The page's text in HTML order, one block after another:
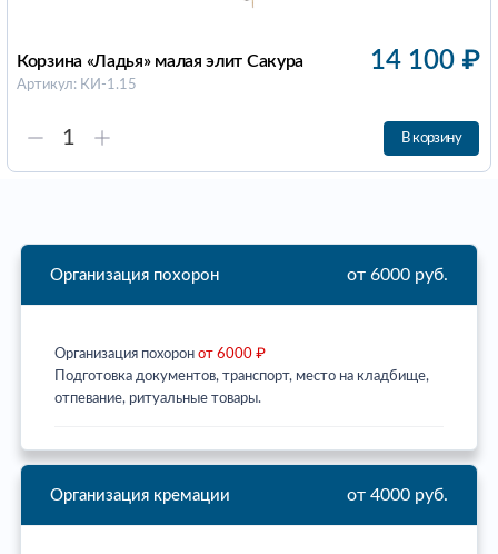
Корзина «Ладья» малая элит Сакура
Артикул: КИ-1.15
14 100 ₽
В корзину
Организация похорон от 6000 руб.
Организация похорон от 6000 ₽
Подготовка документов, транспорт, место на кладбище,
отпевание, ритуальные товары.
Организация кремации от 4000 руб.